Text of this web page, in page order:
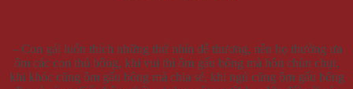
– Con gái luôn thích những thứ nhìn dễ thương, nên họ thường ưa
ôm các con thú bông, khi vui thì ôm gấu bông mà hôn chùn chụt,
khi khóc cũng ôm gấu bông mà chia sẻ, khi ngủ cũng ôm gấu bông